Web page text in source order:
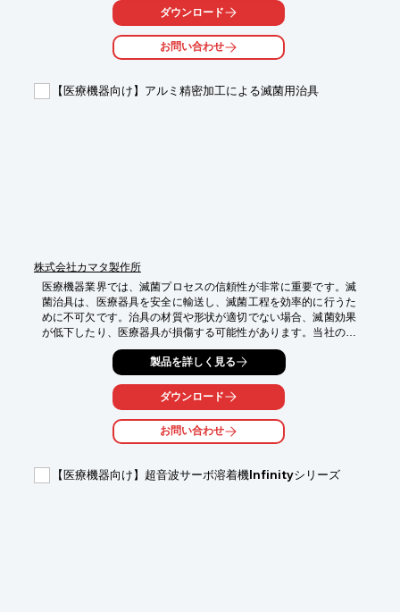
【活用シーン】
・インプラント
【導入の効果】
ダウンロード
お問い合わせ
【医療機器向け】アルミ精密加工による滅菌用治具
株式会社カマタ製作所
医療機器業界では、滅菌プロセスの信頼性が非常に重要です。滅
菌治具は、医療器具を安全に輸送し、滅菌工程を効率的に行うた
めに不可欠です。治具の材質や形状が適切でない場合、滅菌効果
が低下したり、医療器具が損傷する可能性があります。当社のア
ルミ精密加工による使い捨て輸送用治具は、アルミA7075を使用
し、10,000～100,000個のロットに対応可能です。これにより、
滅菌プロセスにおける安全性を確保し、コスト削減にも貢献しま
【活用シーン】
・医療器具の輸送
・使い捨て治具としての利用
製品を詳しく見る
ダウンロード
お問い合わせ
【医療機器向け】超音波サーボ溶着機Infinityシリーズ